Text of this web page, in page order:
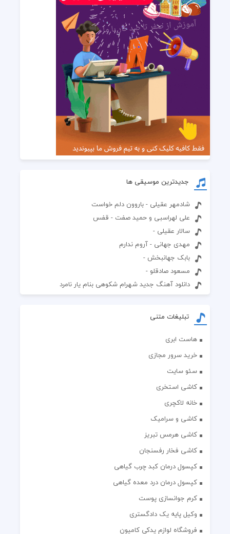
جدیدترین موسیقی ها
شادمهر عقیلی - باروون دلم خواست
علی لهراسبی و حمید صفت - قفس
سالار عقیلی -
مهدی جهانی - آروم ندارم
بابک جهانبخش -
مسعود صادقلو -
دانلود آهنگ جدید شهرام شکوهی بنام یار نامرد
تبلیغات متنی
هاست ابری
خرید سرور مجازی
سئو سایت
کاشی استخری
خانه لاکچری
کاشی و سرامیک
کاشی هرمس تبریز
کاشی فخار رفسنجان
کپسول درمان کبد چرب گیاهی
کپسول درمان درد معده گیاهی
کرم جوانسازی پوست
وکیل پایه یک دادگستری
فروشگاه لوازم یدکی کامیون